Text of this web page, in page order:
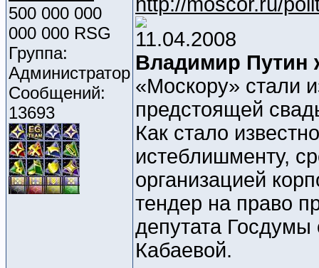
500 000 000
000 000 RSG
Группа:
Администратор
Сообщений:
13693
11.04.2008
Владимир Путин
«Москору» стали
предстоящей
Как стало
истеблишменту,
организацией
тендер на право
депутата
Кабаевой.